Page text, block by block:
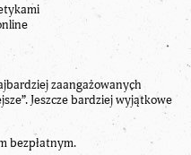
zaangażowanych
Jeszcze bardziej wyjątkowe
bezpłatnym.